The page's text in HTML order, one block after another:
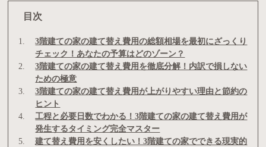
目次
3階建ての家の建て替え費用の総額相場を最初にざっくり
チェック！あなたの予算はどのゾーン？
3階建ての家の建て替え費用を徹底分解！内訳で損しない
ための極意
3階建ての家の建て替え費用が上がりやすい理由と節約の
ヒント
工程と必要日数でわかる！3階建ての家の建て替え費用が
発生するタイミング完全マスター
建て替え費用を安くしたい！3階建ての家でできる現実的